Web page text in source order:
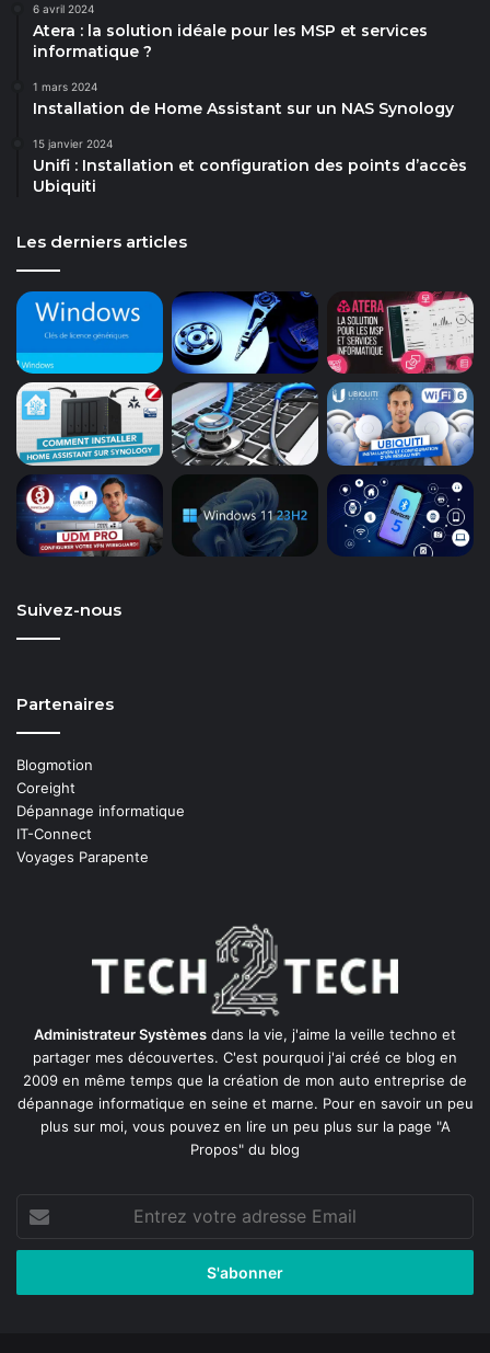
6 avril 2024
Atera : la solution idéale pour les MSP et services
informatique ?
1 mars 2024
Installation de Home Assistant sur un NAS Synology
15 janvier 2024
Unifi : Installation et configuration des points d’accès
Ubiquiti
Les derniers articles
Suivez-nous
Partenaires
Blogmotion
Coreight
Dépannage informatique
IT-Connect
Voyages Parapente
Administrateur Systèmes dans la vie, j'aime la veille techno et
partager mes découvertes. C'est pourquoi j'ai créé ce blog en
2009 en même temps que la création de mon auto entreprise de
dépannage informatique en seine et marne. Pour en savoir un peu
plus sur moi, vous pouvez en lire un peu plus sur la page "A
Propos" du blog
votre
adresse